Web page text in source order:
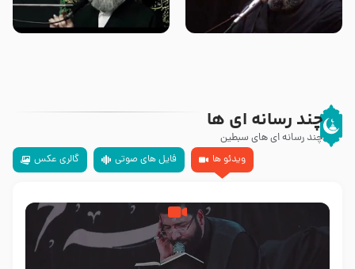
سلام جوانی که امام حسین علیه
السلام خودش جوابش را دادند
زیارتی که اسباب رزق زیاد و عمر
طولانی است حجت السلام حسین
چند رسانه ای ها
چند رسانه ای های سبطین
ویدئو ها
فایل های صوتی گالری عکس